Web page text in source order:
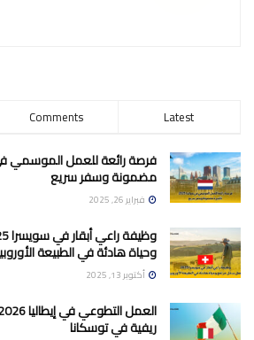
Comments Latest
مضمونة وسفر سريع
فبراير 26, 2025
وحياة هادئة في الطبيعة
أكتوبر 13, 2025
ريفية في توسكانا